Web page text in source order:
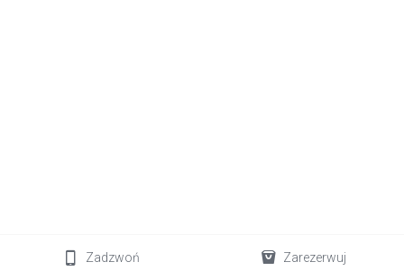
Zadzwoń Zarezerwuj